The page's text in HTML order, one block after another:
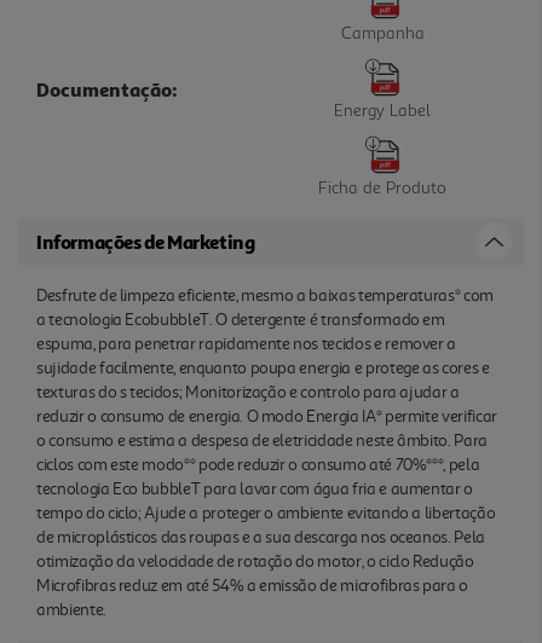
Documentação:
Campanha
Energy Label
Ficha de Produto
Informações de Marketing
Desfrute de limpeza eficiente, mesmo a baixas temperaturas* com
a tecnologia EcobubbleT. O detergente é transformado em
espuma, para penetrar rapidamente nos tecidos e remover a
sujidade facilmente, enquanto poupa energia e protege as cores e
texturas do s tecidos; Monitorização e controlo para ajudar a
reduzir o consumo de energia. O modo Energia IA* permite verificar
o consumo e estima a despesa de eletricidade neste âmbito. Para
ciclos com este modo** pode reduzir o consumo até 70%***, pela
tecnologia Eco bubbleT para lavar com água fria e aumentar o
tempo do ciclo; Ajude a proteger o ambiente evitando a libertação
de microplásticos das roupas e a sua descarga nos oceanos. Pela
otimização da velocidade de rotação do motor, o ciclo Redução
Microfibras reduz em até 54% a emissão de microfibras para o
ambiente.